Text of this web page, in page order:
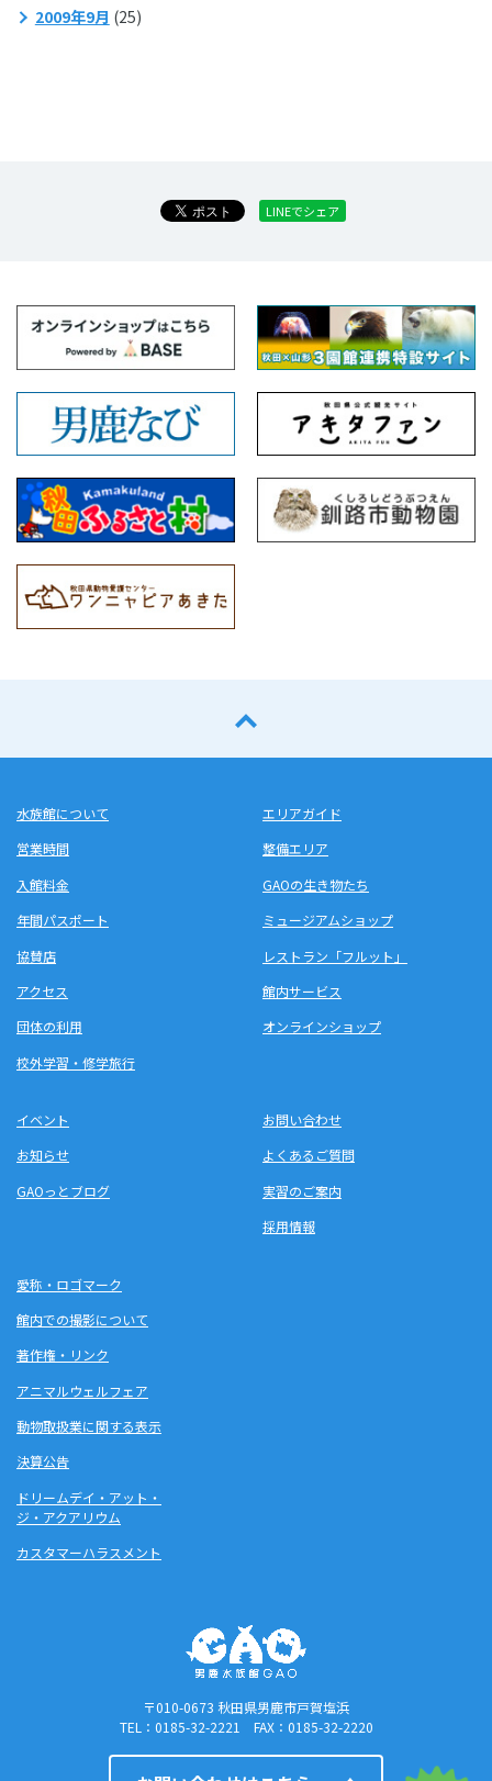
2009年9月 (25)
LINEでシェア
水族館について
営業時間
入館料金
年間パスポート
協賛店
アクセス
団体の利用
校外学習・修学旅行
エリアガイド
整備エリア
GAOの生き物たち
ミュージアムショップ
レストラン「フルット」
館内サービス
オンラインショップ
イベント
お知らせ
GAOっとブログ
お問い合わせ
よくあるご質問
実習のご案内
採用情報
愛称・ロゴマーク
館内での撮影について
著作権・リンク
アニマルウェルフェア
動物取扱業に関する表示
決算公告
ドリームデイ・アット・
ジ・アクアリウム
カスタマーハラスメント
〒010-0673 秋田県男鹿市戸賀塩浜
TEL：0185-32-2221 FAX：0185-32-2220